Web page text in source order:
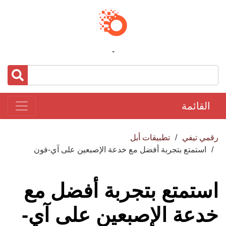
-
القائمة
رقمي تيفي
تطبيقات أبل
استمتع بتجربة أفضل مع خدعة الإصبعين على آي-فون
استمتع بتجربة أفضل مع
خدعة الإصبعين على آي-